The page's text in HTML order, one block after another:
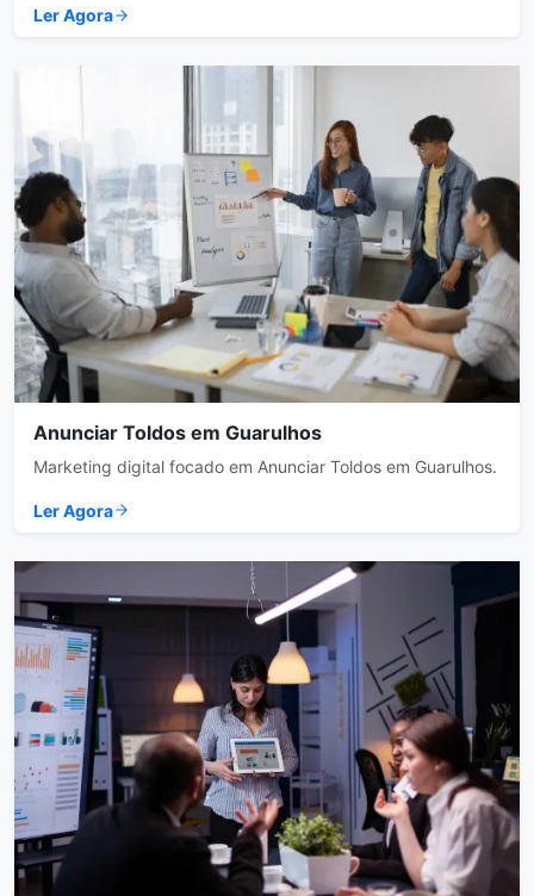
Ler Agora
Anunciar Toldos em Guarulhos
Marketing digital focado em Anunciar Toldos em Guarulhos.
Ler Agora